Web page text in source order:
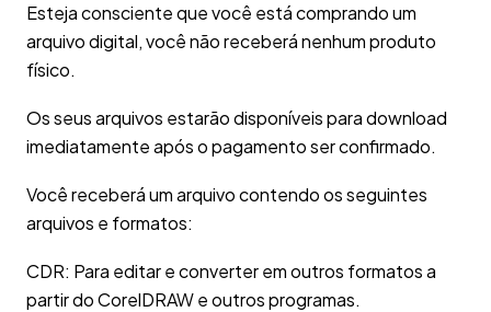
Esteja consciente que você está comprando um
arquivo digital, você não receberá nenhum produto
físico.
Os seus arquivos estarão disponíveis para download
imediatamente após o pagamento ser confirmado.
Você receberá um arquivo contendo os seguintes
arquivos e formatos:
CDR: Para editar e converter em outros formatos a
partir do CorelDRAW e outros programas.